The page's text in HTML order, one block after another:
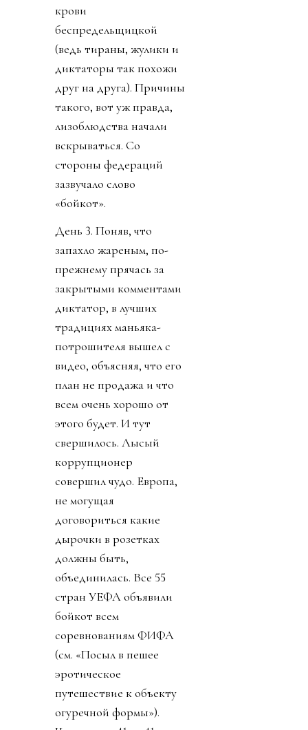
крови
беспредельщицкой
(ведь тираны, жулики и
диктаторы так похожи
друг на друга). Причины
такого, вот уж правда,
лизоблюдства начали
вскрываться. Со
стороны федераций
зазвучало слово
«бойкот».
День 3. Поняв, что
запахло жареным, по-
прежнему прячась за
закрытыми комментами
диктатор, в лучших
традициях маньяка-
потрошителя вышел с
видео, объясняя, что его
план не продажа и что
всем очень хорошо от
этого будет. И тут
свершилось. Лысый
коррупционер
совершил чудо. Европа,
не могущая
договориться какие
дырочки в розетках
должны быть,
объединилась. Все 55
стран УЕФА объявили
бойкот всем
соревнованиям ФИФА
(см. «Посыл в пешее
эротическое
путешествие к объекту
огуречной формы»).